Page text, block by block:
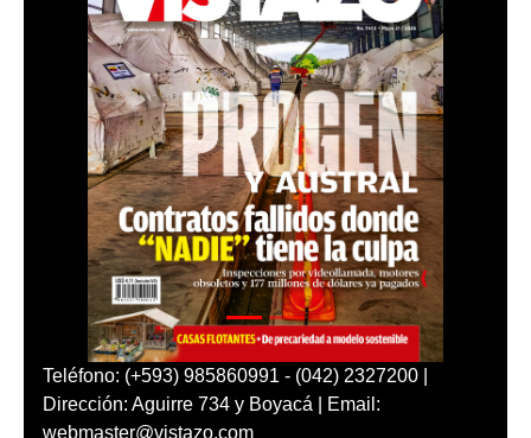
Teléfono: (+593) 985860991 - (042) 2327200 |
Dirección: Aguirre 734 y Boyacá | Email:
webmaster@vistazo.com